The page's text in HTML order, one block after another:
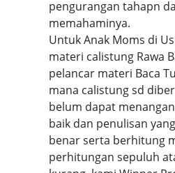
pengurangan tahapn
memahaminya.
Untuk Anak Moms di
materi calistung Rawa
pelancar materi Baca
mana calistung sd
belum dapat
baik dan penulisan
benar serta berhitung
perhitungan sepuluh